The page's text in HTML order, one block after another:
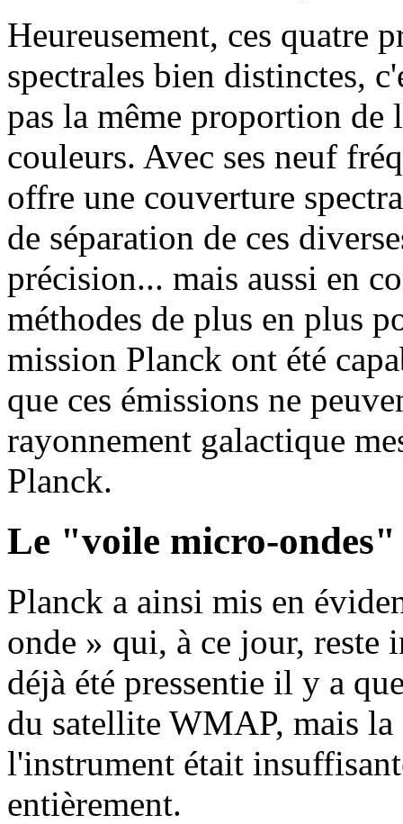
Heureusement, ces quatre
spectrales bien distinctes,
pas la même proportion de
couleurs. Avec ses neuf
offre une couverture
de séparation de ces
précision... mais aussi en
méthodes de plus en plus
mission Planck ont été
que ces émissions ne
rayonnement galactique
Planck.
Le "voile micro-ondes"
Planck a ainsi mis en
onde » qui, à ce jour, reste
déjà été pressentie il y a
du satellite WMAP, mais la
l'instrument était
entièrement.